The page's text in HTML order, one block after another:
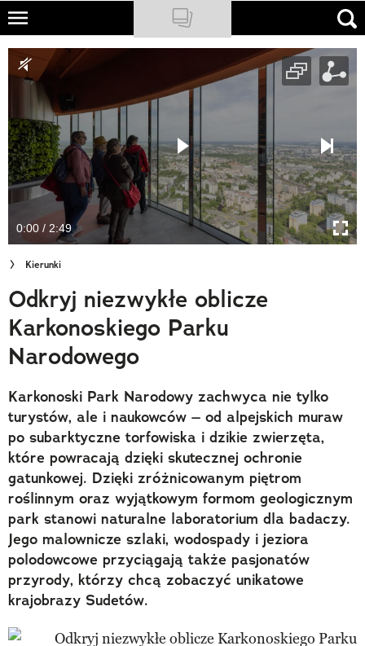
Skip
main
content
NATIONAL GEOGRAPHIC
TRAVELER
PODCASTY
Sklep
Newsletter
Cuda Polski
Wielki Konkurs Fotograficzny
Trendbook Podróżniczy
Polecane
0:00 / 2:49
Kierunki
Odkryj niezwykłe oblicze
Karkonoskiego Parku
Narodowego
Karkonoski Park Narodowy zachwyca nie tylko
turystów, ale i naukowców – od alpejskich muraw
po subarktyczne torfowiska i dzikie zwierzęta,
które powracają dzięki skutecznej ochronie
gatunkowej. Dzięki zróżnicowanym piętrom
roślinnym oraz wyjątkowym formom geologicznym
park stanowi naturalne laboratorium dla badaczy.
Jego malownicze szlaki, wodospady i jeziora
polodowcowe przyciągają także pasjonatów
przyrody, którzy chcą zobaczyć unikatowe
krajobrazy Sudetów.